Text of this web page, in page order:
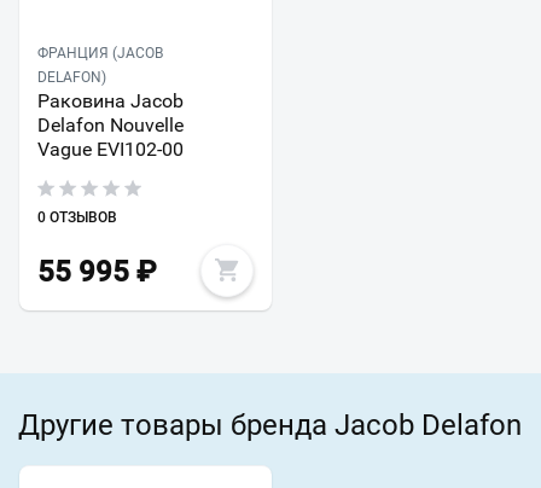
ФРАНЦИЯ (JACOB
DELAFON)
Раковина Jacob
Delafon Nouvelle
Vague EVI102-00
0 ОТЗЫВОВ
55 995 ₽
Другие товары бренда Jacob Delafon